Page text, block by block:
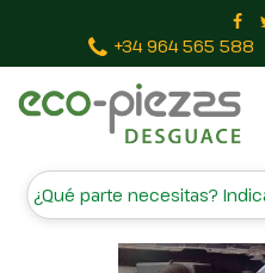
+34 964 565 588
4545400954